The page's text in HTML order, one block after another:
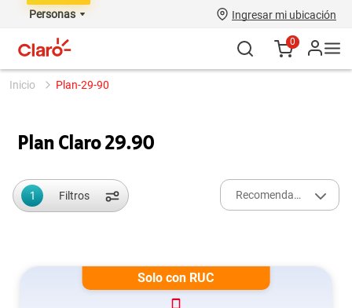
Personas Ingresar mi ubicación
0
plan-29-90
Plan Claro 29.90
1 Filtros Recomendados
Solo con RUC